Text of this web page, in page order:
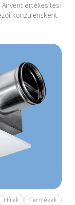
értékesítési
konzulensként
Hírek Termékek